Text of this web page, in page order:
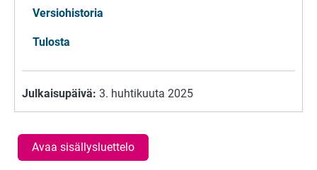
Versiohistoria
Tulosta
Julkaisupäivä: 3. huhtikuuta 2025
Avaa sisällysluettelo